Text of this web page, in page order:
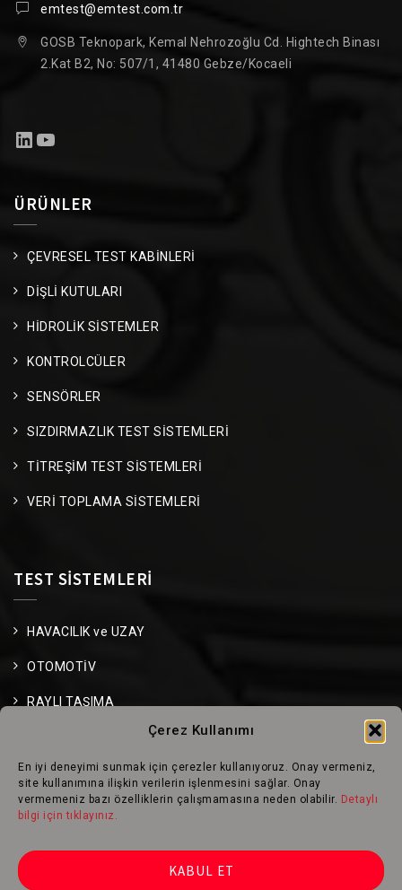
Çerez Kullanımı
En iyi deneyimi sunmak için çerezler kullanıyoruz. Onay vermeniz,
site kullanımına ilişkin verilerin işlenmesini sağlar. Onay
vermemeniz bazı özelliklerin çalışmamasına neden olabilir. Detaylı
bilgi için tıklayınız.
KABUL ET
emtest@emtest.com.tr
GOSB Teknopark, Kemal Nehrozoğlu Cd. Hightech Binası
2.Kat B2, No: 507/1, 41480 Gebze/Kocaeli
LinkedIn
YouTube
ÜRÜNLER
ÇEVRESEL TEST KABİNLERİ
DİŞLİ KUTULARI
HİDROLİK SİSTEMLER
KONTROLCÜLER
SENSÖRLER
SIZDIRMAZLIK TEST SİSTEMLERİ
TİTREŞİM TEST SİSTEMLERİ
VERİ TOPLAMA SİSTEMLERİ
TEST SİSTEMLERİ
HAVACILIK ve UZAY
OTOMOTİV
RAYLI TAŞIMA
TEKNİK BİLGİ MERKEZİ